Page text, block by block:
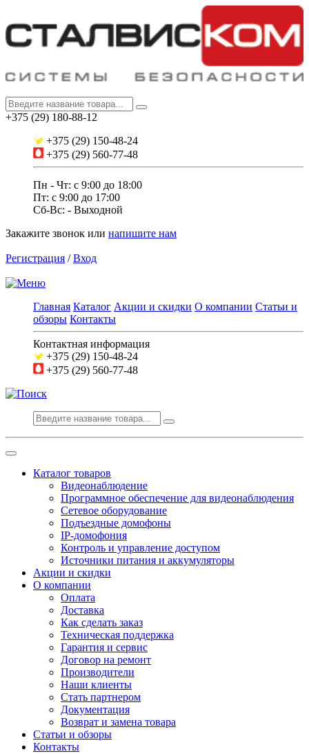
+375 (29) 180-88-12
+375 (29) 150-48-24
+375 (29) 560-77-48
Пн - Чт: с 9:00 до 18:00
Пт: c 9:00 до 17:00
Сб-Вс: - Выходной
Закажите звонок или напишите нам
Регистрация /Вход
Главная Каталог Акции и скидки О компании Статьи и
обзоры Контакты
Контактная информация
+375 (29) 150-48-24
+375 (29) 560-77-48
Каталог товаров
Видеонаблюдение
Программное обеспечение для видеонаблюдения
Сетевое оборудование
Подъездные домофоны
IP-домофония
Контроль и управление доступом
Источники питания и аккумуляторы
Акции и скидки
О компании
Оплата
Доставка
Как сделать заказ
Техническая поддержка
Гарантия и сервис
Договор на ремонт
Производители
Наши клиенты
Стать партнером
Документация
Возврат и замена товара
Статьи и обзоры
Контакты